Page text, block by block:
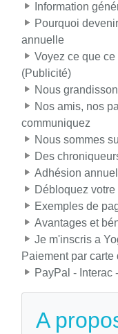
Information
Pourquoi
annuelle
Voyez ce que
(Publicité)
Nous
Nos amis, nos
communiquez
Nous sommes
Des
Adhésion
Débloquez
Exemples de
Avantages et
Je m'inscris a
Paiement par carte
PayPal - Interac
A